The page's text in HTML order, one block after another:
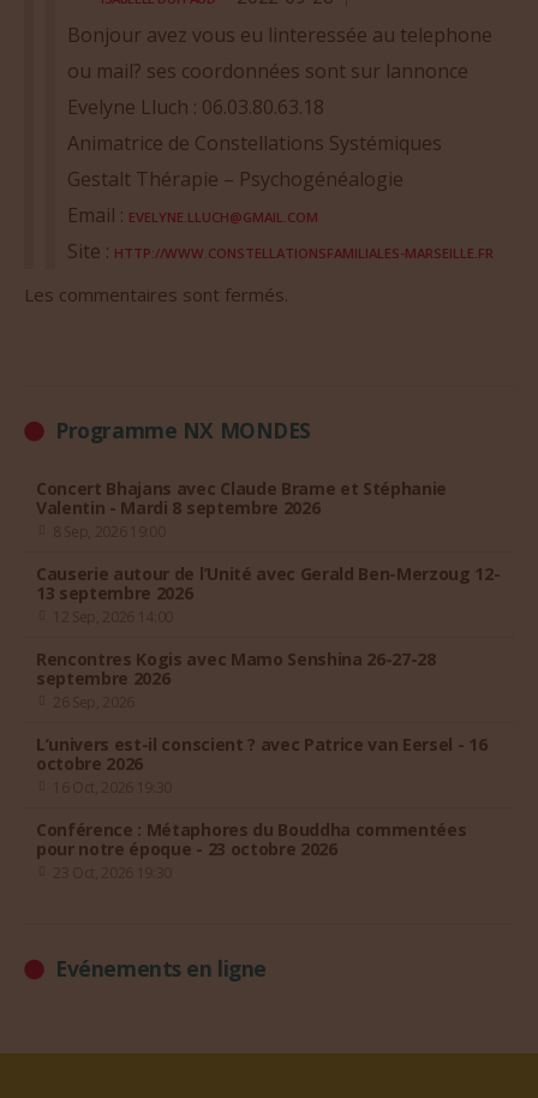
Bonjour avez vous eu linteressée au telephone
ou mail? ses coordonnées sont sur lannonce
Evelyne Lluch : 06.03.80.63.18
Animatrice de Constellations Systémiques
Gestalt Thérapie – Psychogénéalogie
Email :
Site :
Les commentaires sont fermés.
Programme NX MONDES
Valentin - Mardi 8 septembre 2026
8 Sep, 2026 19:00
13 septembre 2026
12 Sep, 2026 14:00
septembre 2026
26 Sep, 2026
octobre 2026
16 Oct, 2026 19:30
pour notre époque - 23 octobre 2026
23 Oct, 2026 19:30
Evénements en ligne